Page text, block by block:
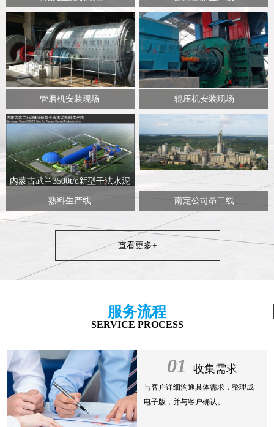
管磨机安装现场 辊压机安装现场
内蒙古武兰3500t/d新型干法水泥
熟料生产线 南定公司昂二线
查看更多+
服务流程
SERVICE PROCESS
01 收集需求
与客户详细沟通具体需求，整理成
电子版，并与客户确认。